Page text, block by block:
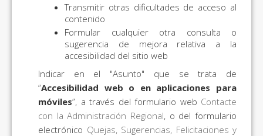
Transmitir otras dificultades de acceso al
contenido
Formular cualquier otra consulta o
sugerencia de mejora relativa a la
accesibilidad del sitio web
Indicar en el "Asunto" que se trata de
“Accesibilidad web o en aplicaciones para
móviles”, a través del formulario web Contacte
con la Administración Regional, o del formulario
electrónico Quejas, Sugerencias, Felicitaciones y